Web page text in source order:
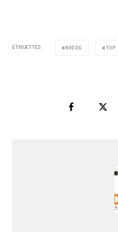
ÉTIQUETTES 800DE TOP